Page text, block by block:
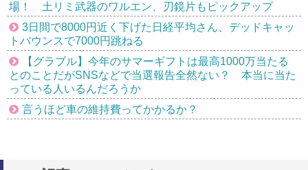
場！ 土リミ武器のワルエン、刃鏡片もピックアップ
3日間で8000円近く下げた日経平均さん、デッドキャッ
トバウンスで7000円跳ねる
【グラブル】今年のサマーギフトは最高1000万当たる
とのことだがSNSなどで当選報告全然ない？ 本当に当た
っている人いるんだろうか
言うほど車の維持費ってかかるか？